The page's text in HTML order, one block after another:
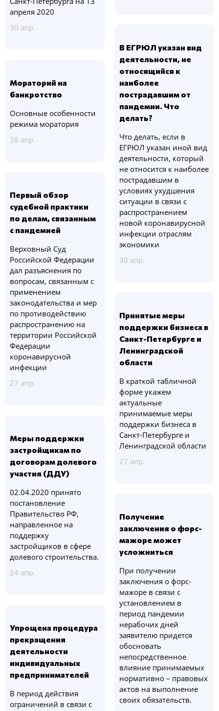
апреля 2020
30 апр.
В ЕГРЮЛ указан вид
деятельности, не
относящийся к
наиболее
пострадавшим от
пандемии. Что
делать?
Что делать, если в
ЕГРЮЛ указан иной вид
деятельности, который
не относится к наиболее
пострадавшим в
условиях ухудшения
ситуации в связи с
распространением
новой коронавирусной
инфекции отраслям
экономики
30 апр.
Мораторий на
банкротство
Основные особенности
режима моратория
28 апр.
Первый обзор
судебной практики
по делам, связанным
с пандемией
Верховный Суд
Российской Федерации
дал разъяснения по
вопросам, связанным с
применением
законодательства и мер
по противодействию
распространению на
территории Российской
Федерации
коронавирусной
инфекции
27 апр.
Принятые меры
поддержки бизнеса в
Санкт-Петербурге и
Ленинградской
области
В краткой табличной
форме укажем
актуальные
принимаемые меры
поддержки бизнеса в
Санкт-Петербурге и
Ленинградской области
27 апр.
Меры поддержки
застройщикам по
договорам долевого
участия (ДДУ)
02.04.2020 принято
постановление
Правительство РФ,
направленное на
поддержку
застройщиков в сфере
долевого строительства.
24 апр.
Получение
заключения о форс-
мажоре может
усложниться
При получении
заключения о форс-
мажоре в связи с
установлением в
период пандемии
нерабочих дней
заявителю придется
обосновать
непосредственное
влияние принимаемых
нормативно – правовых
актов на выполнение
своих обязательств.
Упрощена процедура
прекращения
деятельности
индивидуальных
предпринимателей
В период действия
ограничений в связи с